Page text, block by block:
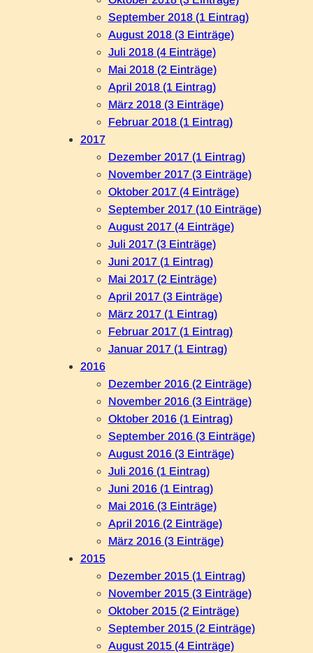
September 2018 (1 Eintrag)
August 2018 (3 Einträge)
Juli 2018 (4 Einträge)
Mai 2018 (2 Einträge)
April 2018 (1 Eintrag)
März 2018 (3 Einträge)
Februar 2018 (1 Eintrag)
2017
Dezember 2017 (1 Eintrag)
November 2017 (3 Einträge)
Oktober 2017 (4 Einträge)
September 2017 (10 Einträge)
August 2017 (4 Einträge)
Juli 2017 (3 Einträge)
Juni 2017 (1 Eintrag)
Mai 2017 (2 Einträge)
April 2017 (3 Einträge)
März 2017 (1 Eintrag)
Februar 2017 (1 Eintrag)
Januar 2017 (1 Eintrag)
2016
Dezember 2016 (2 Einträge)
November 2016 (3 Einträge)
Oktober 2016 (1 Eintrag)
September 2016 (3 Einträge)
August 2016 (3 Einträge)
Juli 2016 (1 Eintrag)
Juni 2016 (1 Eintrag)
Mai 2016 (3 Einträge)
April 2016 (2 Einträge)
März 2016 (3 Einträge)
2015
Dezember 2015 (1 Eintrag)
November 2015 (3 Einträge)
Oktober 2015 (2 Einträge)
September 2015 (2 Einträge)
August 2015 (4 Einträge)